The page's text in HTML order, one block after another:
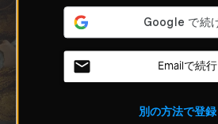
Emailで続行
別の方法で登録